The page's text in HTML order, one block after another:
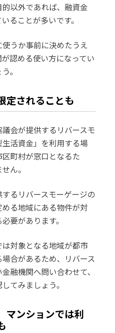
以外であれば、融資金
ることが多いです。
うか事前に決めたうえ
認める使い方になってい
。
定されることも
会が提供するリバースモ
活資金」を利用する場
町村が窓口となるた
ん。
るリバースモーゲージの
る地域にある物件が対
要があります。
対象となる地域が都市
合があるため、リバース
融機関へ問い合わせて、
てみましょう。
マンションでは利